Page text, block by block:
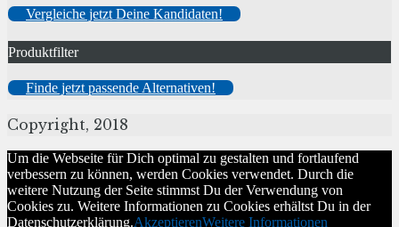
Vergleiche jetzt Deine Kandidaten!
Produktfilter
Finde jetzt passende Alternativen!
Copyright, 2018
Um die Webseite für Dich optimal zu gestalten und fortlaufend
verbessern zu können, werden Cookies verwendet. Durch die
weitere Nutzung der Seite stimmst Du der Verwendung von
Cookies zu. Weitere Informationen zu Cookies erhältst Du in der
Datenschutzerklärung.AkzeptierenWeitere Informationen